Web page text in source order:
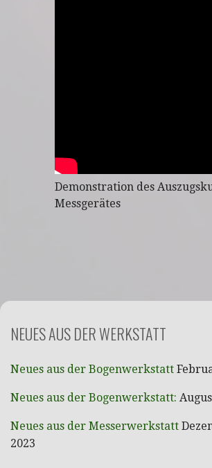
Demonstration des
Messgerätes
NEUES AUS DER WERKSTATT
Neues aus der Bogenwerkstatt
Neues aus der Bogenwerkstatt:
Neues aus der Messerwerkstatt
2023